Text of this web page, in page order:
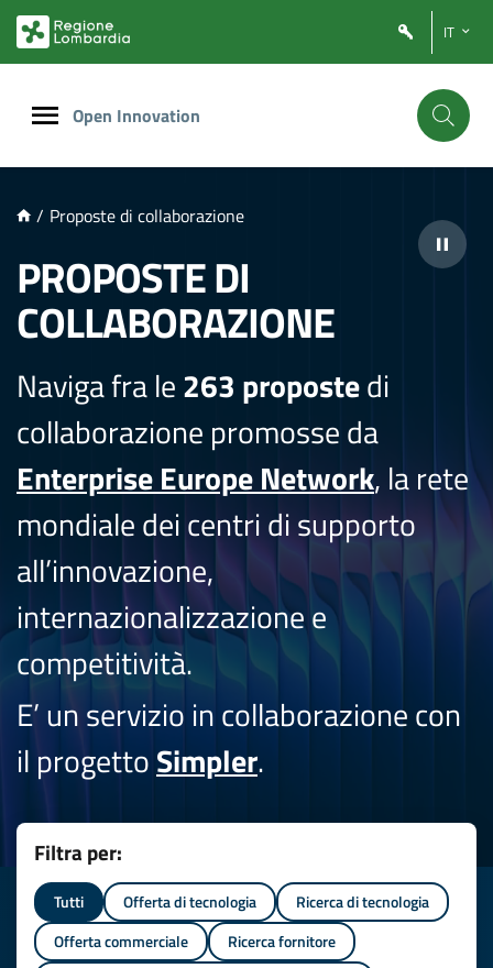
PRINCIPALE
IT
Open Innovation
/ Proposte di collaborazione
PROPOSTE DI
COLLABORAZIONE
Naviga fra le263 propostedi
collaborazione promosse da
Enterprise Europe Network, la rete
mondiale dei centri di supporto
all’innovazione,
internazionalizzazione e
competitività.
E’ un servizio in collaborazione con
il progettoSimpler.
Filtra per:
Tutti Offerta di tecnologia
Ricerca di tecnologia
Offerta commerciale
Ricerca fornitore